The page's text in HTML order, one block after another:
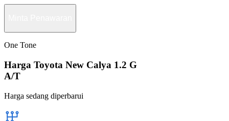
One Tone
Harga Toyota New Calya 1.2 G
A/T
Harga sedang diperbarui